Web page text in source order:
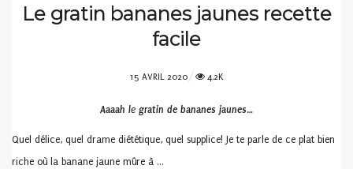
Le gratin bananes jaunes recette
facile
POSTED
15 AVRIL 2020 4.2K
Aaaah le gratin de bananes jaunes…
Quel délice, quel drame diététique, quel supplice! Je te parle de ce plat bien
riche où la banane jaune mûre à …